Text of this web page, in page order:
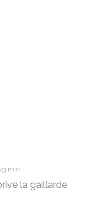
min
la gaillarde